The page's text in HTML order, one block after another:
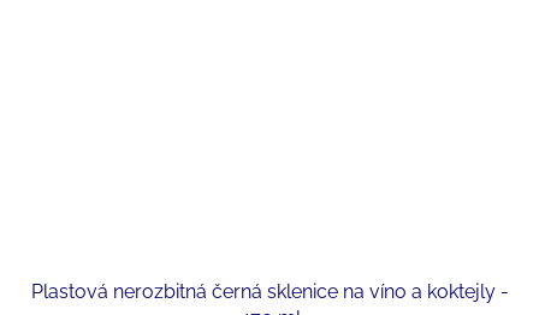
Plastová nerozbitná černá sklenice na víno a koktejly -